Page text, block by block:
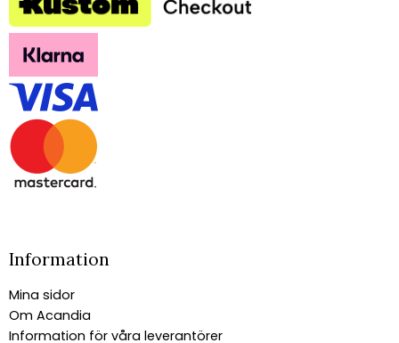
Information
Mina sidor
Om Acandia
Information för våra leverantörer